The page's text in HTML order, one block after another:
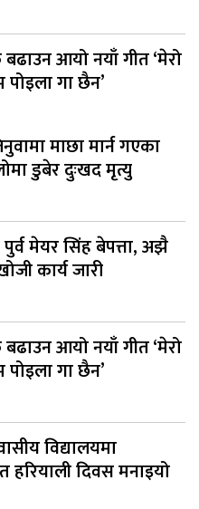
आयो नयाँ गीत ‘मेरो
गा छैन’
माछा मार्न गएका
डुबेर दुःखद मृत्यु
मेयर सिंह बेपत्ता, अझै
कार्य जारी
आयो नयाँ गीत ‘मेरो
गा छैन’
विद्यालयमा
हरियाली दिवस मनाइयो